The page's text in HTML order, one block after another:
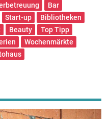
Bar
Start-up
Bibliotheken
Beauty
Top Tipp
Wochenmärkte